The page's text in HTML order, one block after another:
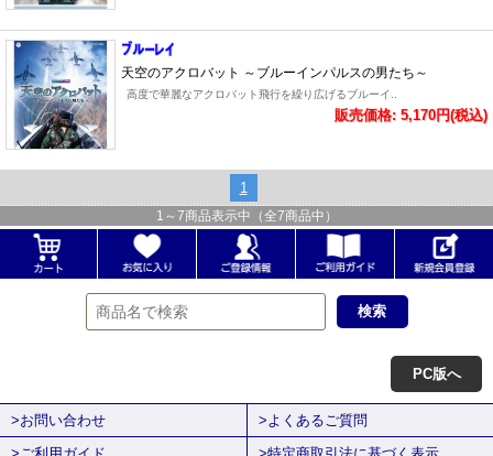
天空のアクロバット ～ブルーインパルスの男たち～
高度で華麗なアクロバット飛行を繰り広げるブルーイ..
販売価格: 5,170円(税込)
1
1 ～ 7商品表示中（全7商品中）
PC版へ
>お問い合わせ
>よくあるご質問